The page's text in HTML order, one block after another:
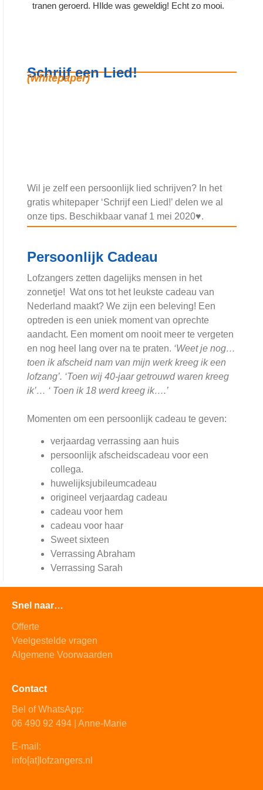
tranen geroerd. HIlde was geweldig! Echt zo mooi.
Schrijf een Lied!
(whitepaper)
Wil je zelf een persoonlijk lied schrijven? In het
gratis whitepaper ‘Schrijf een Lied!’ delen we al
onze tips. Beschikbaar vanaf 1 mei 2020♥.
Persoonlijk Cadeau
Lofzangers zetten dagelijks mensen in het
zonnetje! Wat ons tot het leukste cadeau van
Nederland maakt? We zijn een beleving! Een
optreden is een uniek moment van oprechte
aandacht. Een moment om nooit meer te vergeten
en nog heel lang over na te praten. ‘Weet je nog…
toen ik afscheid nam van mijn werk kreeg ik een
lofzang’. ‘Toen wij 40-jaar getrouwd waren kreeg
ik’… ‘ Toen ik 18 werd kreeg ik….’
Momenten om een persoonlijk cadeau te geven:
verjaardag verrassing aan huis
persoonlijk afscheidscadeau voor een
collega.
huwelijksjubileumcadeau
origineel verjaardag cadeau
cadeau voor hem
cadeau voor haar
Sweet sixteen
Verrassing Abraham
Verrassing Sarah
Snel naar…
Offerte
Veelgestelde vragen
Algemene Voorwaarden
Contact
Bel of WhatsApp:
06 490 92 494 | Anne-Marie
E-mail:
info[at]lofzangers.nl